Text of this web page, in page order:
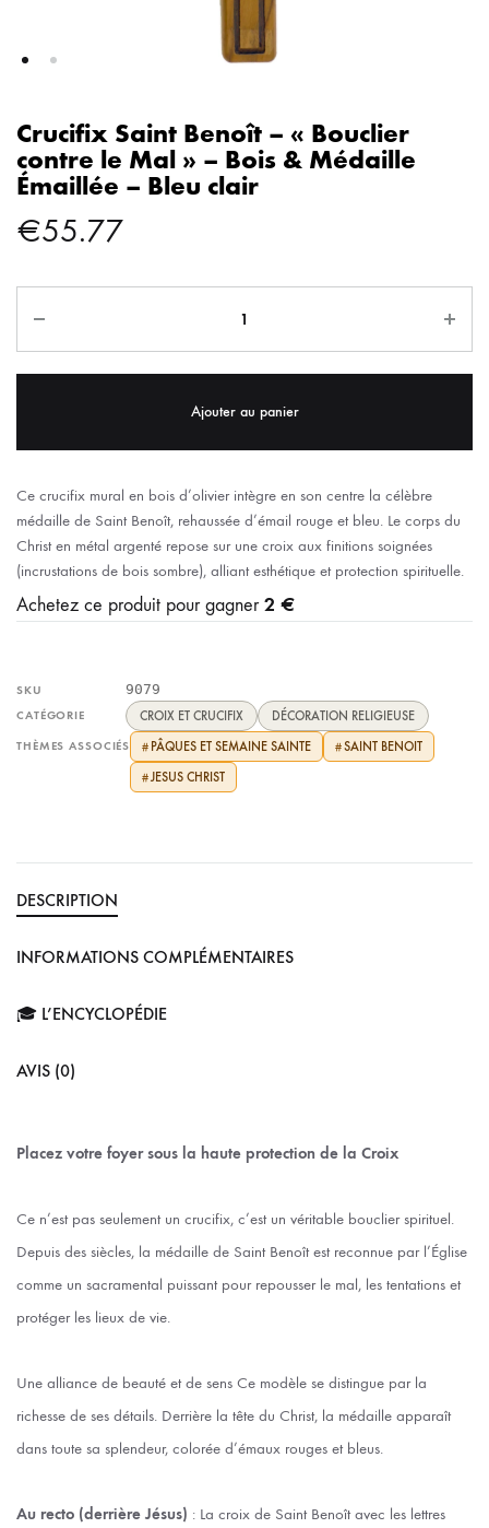
Crucifix Saint Benoît – « Bouclier
contre le Mal » – Bois & Médaille
Émaillée – Bleu clair
€55.77
Ajouter au panier
Ce crucifix mural en bois d’olivier intègre en son centre la célèbre
médaille de Saint Benoît, rehaussée d’émail rouge et bleu. Le corps du
Christ en métal argenté repose sur une croix aux finitions soignées
(incrustations de bois sombre), alliant esthétique et protection spirituelle.
Achetez ce produit pour gagner2 €
SKU 9079
CATÉGORIE CROIX ET CRUCIFIX DÉCORATION RELIGIEUSE
THÈMES ASSOCIÉS # PÂQUES ET SEMAINE SAINTE #SAINT BENOIT
#JESUS CHRIST
DESCRIPTION
INFORMATIONS COMPLÉMENTAIRES
🎓 L’ENCYCLOPÉDIE
AVIS (0)
Placez votre foyer sous la haute protection de la Croix
Ce n’est pas seulement un crucifix, c’est un véritable bouclier spirituel.
Depuis des siècles, la médaille de Saint Benoît est reconnue par l’Église
comme un sacramental puissant pour repousser le mal, les tentations et
protéger les lieux de vie.
Une alliance de beauté et de sens Ce modèle se distingue par la
richesse de ses détails. Derrière la tête du Christ, la médaille apparaît
dans toute sa splendeur, colorée d’émaux rouges et bleus.
Au recto (derrière Jésus) : La croix de Saint Benoît avec les lettres